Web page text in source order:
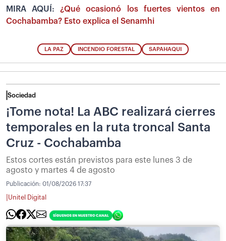
MIRA AQUÍ:¿Qué ocasionó los fuertes vientos en
Cochabamba? Esto explica el Senamhi
LA PAZ INCENDIO FORESTAL SAPAHAQUI
Sociedad
¡Tome nota! La ABC realizará cierres
temporales en la ruta troncal Santa
Cruz - Cochabamba
Estos cortes están previstos para este lunes 3 de
agosto y martes 4 de agosto
Publicación: 01/08/2026 17:37
Unitel Digital